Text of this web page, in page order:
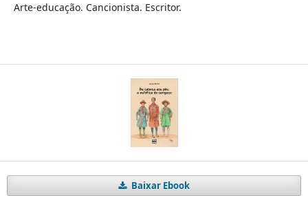
Arte-educação. Cancionista. Escritor.
Baixar Ebook